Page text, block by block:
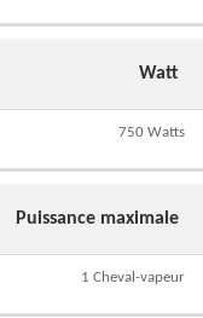
Watt
750 Watts
Puissance maximale
1 Cheval-vapeur